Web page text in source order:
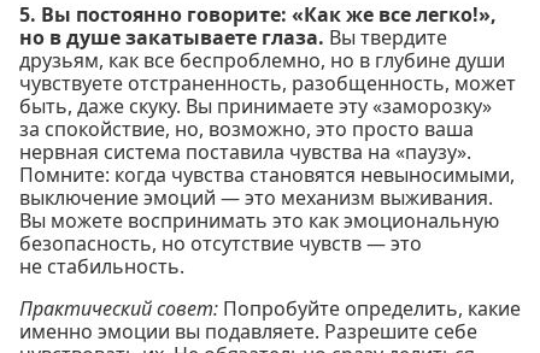
5. Вы постоянно говорите: «Как же все легко!»,
но в душе закатываете глаза. Вы твердите
друзьям, как все беспроблемно, но в глубине души
чувствуете отстраненность, разобщенность, может
быть, даже скуку. Вы принимаете эту «заморозку»
за спокойствие, но, возможно, это просто ваша
нервная система поставила чувства на «паузу».
Помните: когда чувства становятся невыносимыми,
выключение эмоций — это механизм выживания.
Вы можете воспринимать это как эмоциональную
безопасность, но отсутствие чувств — это
не стабильность.
Практический совет: Попробуйте определить, какие
именно эмоции вы подавляете. Разрешите себе